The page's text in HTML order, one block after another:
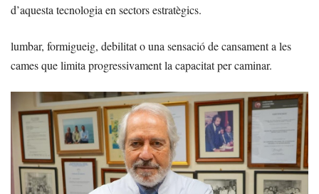
d’aquesta tecnologia en sectors estratègics.
lumbar, formigueig, debilitat o una sensació de cansament a les
cames que limita progressivament la capacitat per caminar.